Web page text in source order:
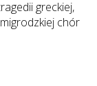
greckiej,
chór